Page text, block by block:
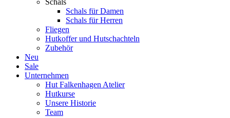
Schals
Schals für Damen
Schals für Herren
Fliegen
Hutkoffer und Hutschachteln
Zubehör
Neu
Sale
Unternehmen
Hut Falkenhagen Atelier
Hutkurse
Unsere Historie
Team